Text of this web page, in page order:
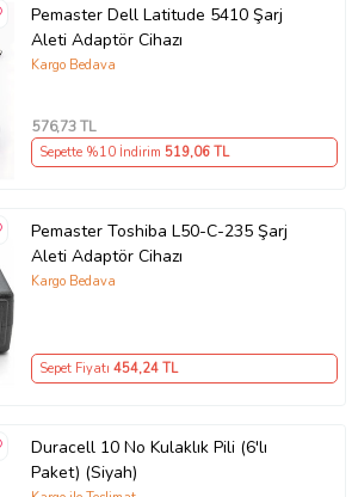
Pemaster Dell Latitude 5410 Şarj
Aleti Adaptör Cihazı
Kargo Bedava
576,73 TL
Sepette %10 İndirim 519,06 TL
Pemaster Toshiba L50-C-235 Şarj
Aleti Adaptör Cihazı
Kargo Bedava
Sepet Fiyatı 454,24 TL
Duracell 10 No Kulaklık Pili (6'lı
Paket) (Siyah)